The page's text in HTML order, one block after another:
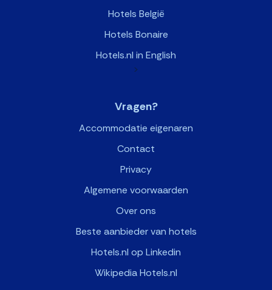
Hotels België
Hotels Bonaire
Hotels.nl in English
>
Vragen?
Accommodatie eigenaren
Contact
Privacy
Algemene voorwaarden
Over ons
Beste aanbieder van hotels
Hotels.nl op Linkedin
Wikipedia Hotels.nl